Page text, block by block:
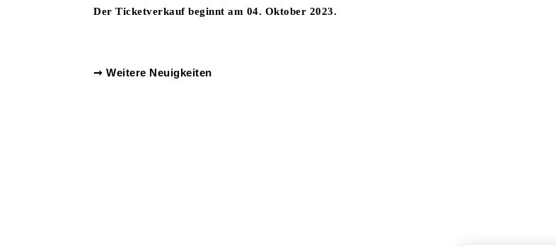
Der Ticketverkauf beginnt am 04. Oktober 2023.
➞ Weitere Neuigkeiten